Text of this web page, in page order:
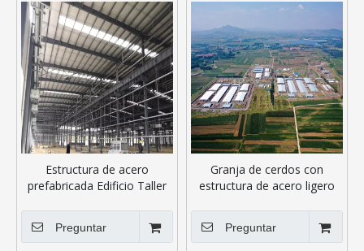
Estructura de acero
prefabricada Edificio Taller
Preguntar
Granja de cerdos con
estructura de acero ligero
Preguntar